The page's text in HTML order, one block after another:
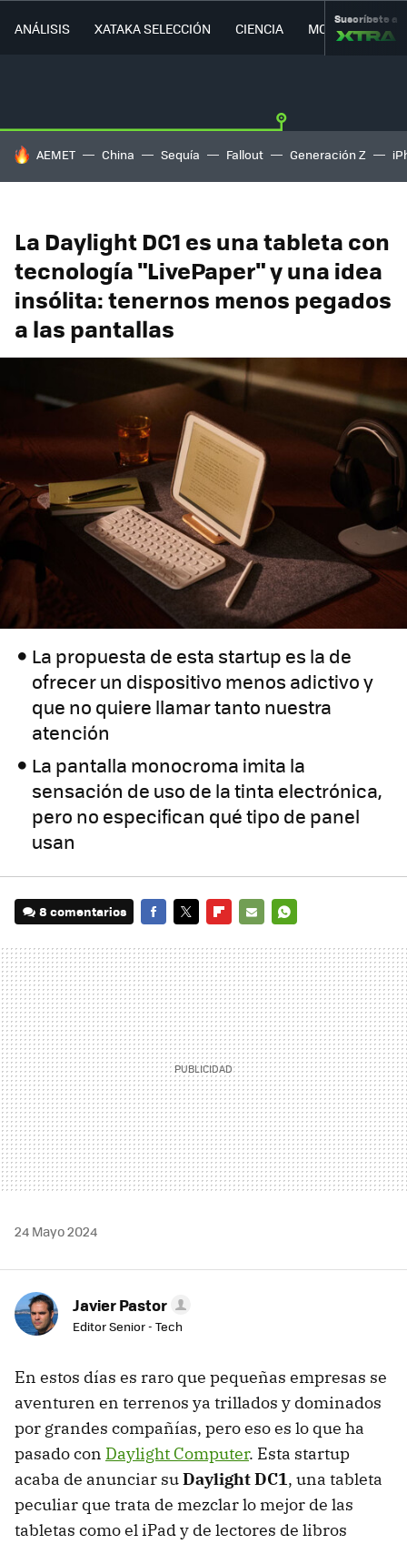
ANÁLISIS XATAKA SELECCIÓN CIENCIA MOVILIDAD
Suscríbete a
HOY SE HABLA DE
AEMET China Sequía Fallout Generación Z
La Daylight DC1 es una tableta con
tecnología "LivePaper" y una idea
insólita: tenernos menos pegados
a las pantallas
La propuesta de esta startup es la de
ofrecer un dispositivo menos adictivo y
que no quiere llamar tanto nuestra
atención
La pantalla monocroma imita la
sensación de uso de la tinta electrónica,
pero no especifican qué tipo de panel
usan
8 comentarios
MAIL
24 Mayo 2024
Javier Pastor
Editor Senior - Tech
En estos días es raro que pequeñas empresas se
aventuren en terrenos ya trillados y dominados
por grandes compañías, pero eso es lo que ha
pasado con Daylight Computer. Esta startup
acaba de anunciar suDaylight DC1, una tableta
peculiar que trata de mezclar lo mejor de las
tabletas como el iPad y de lectores de libros